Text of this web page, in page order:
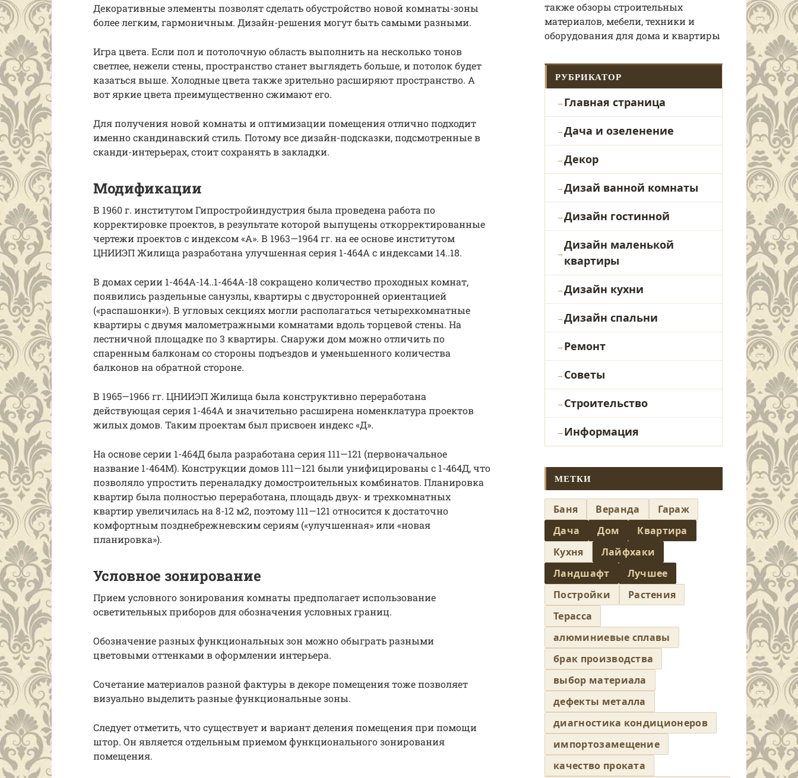
Декоративные элементы позволят сделать обустройство новой комнаты-зоны
более легким, гармоничным. Дизайн-решения могут быть самыми разными.
Игра цвета. Если пол и потолочную область выполнить на несколько тонов
светлее, нежели стены, пространство станет выглядеть больше, и потолок будет
казаться выше. Холодные цвета также зрительно расширяют пространство. А
вот яркие цвета преимущественно сжимают его.
Для получения новой комнаты и оптимизации помещения отлично подходит
именно скандинавский стиль. Потому все дизайн-подсказки, подсмотренные в
сканди-интерьерах, стоит сохранять в закладки.
Модификации
В 1960 г. институтом Гипростройиндустрия была проведена работа по
корректировке проектов, в результате которой выпущены откорректированные
чертежи проектов с индексом «А». В 1963—1964 гг. на ее основе институтом
ЦНИИЭП Жилища разработана улучшенная серия 1-464А с индексами 14..18.
В домах серии 1-464А-14..1-464А-18 сокращено количество проходных комнат,
появились раздельные санузлы, квартиры с двусторонней ориентацией
(«распашонки»). В угловых секциях могли располагаться четырехкомнатные
квартиры с двумя малометражными комнатами вдоль торцевой стены. На
лестничной площадке по 3 квартиры. Снаружи дом можно отличить по
спаренным балконам со стороны подъездов и уменьшенного количества
балконов на обратной стороне.
В 1965—1966 гг. ЦНИИЭП Жилища была конструктивно переработана
действующая серия 1-464А и значительно расширена номенклатура проектов
жилых домов. Таким проектам был присвоен индекс «Д».
На основе серии 1-464Д была разработана серия 111—121 (первоначальное
название 1-464М). Конструкции домов 111—121 были унифицированы с 1-464Д, что
позволяло упростить переналадку домостроительных комбинатов. Планировка
квартир была полностью переработана, площадь двух- и трехкомнатных
квартир увеличилась на 8-12 м2, поэтому 111—121 относится к достаточно
комфортным позднебрежневским сериям («улучшенная» или «новая
планировка»).
Условное зонирование
Прием условного зонирования комнаты предполагает использование
осветительных приборов для обозначения условных границ.
Обозначение разных функциональных зон можно обыграть разными
цветовыми оттенками в оформлении интерьера.
Сочетание материалов разной фактуры в декоре помещения тоже позволяет
визуально выделить разные функциональные зоны.
Следует отметить, что существует и вариант деления помещения при помощи
штор. Он является отдельным приемом функционального зонирования
помещения.
также обзоры строительных
материалов, мебели, техники и
оборудования для дома и квартиры
РУБРИКАТОР
Главная страница
Дача и озеленение
Декор
Дизай ванной комнаты
Дизайн гостинной
Дизайн маленькой
квартиры
Дизайн кухни
Дизайн спальни
Ремонт
Советы
Строительство
Информация
МЕТКИ
Баня Веранда
Гараж
Дача
Дом
Квартира
Кухня
Лайфхаки
Ландшафт
Лучшее
Постройки
Растения
Терасса
алюминиевые сплавы
брак производства
выбор материала
дефекты металла
диагностика кондиционеров
импортозамещение
качество проката